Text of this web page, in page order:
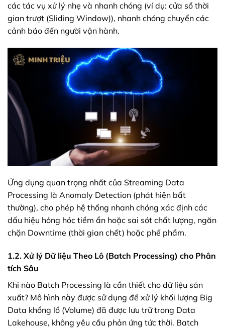
các tác vụ xử lý nhẹ và nhanh chóng (ví dụ: cửa sổ thời
gian trượt (Sliding Window)), nhanh chóng chuyển các
cảnh báo đến người vận hành.
Ứng dụng quan trọng nhất của Streaming Data
Processing là Anomaly Detection (phát hiện bất
thường), cho phép hệ thống nhanh chóng xác định các
dấu hiệu hỏng hóc tiềm ẩn hoặc sai sót chất lượng, ngăn
chặn Downtime (thời gian chết) hoặc phế phẩm.
1.2. Xử lý Dữ liệu Theo Lô (Batch Processing) cho Phân
tích Sâu
Khi nào Batch Processing là cần thiết cho dữ liệu sản
xuất? Mô hình này được sử dụng để xử lý khối lượng Big
Data khổng lồ (Volume) đã được lưu trữ trong Data
Lakehouse, không yêu cầu phản ứng tức thời. Batch